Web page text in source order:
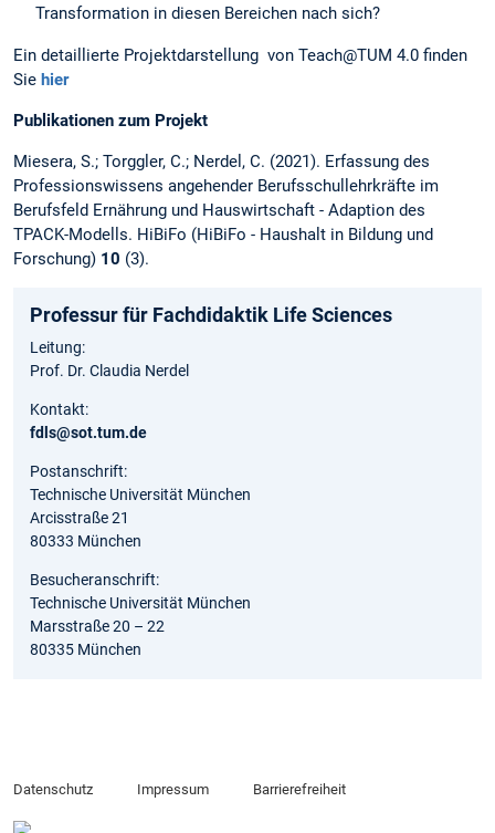
Transformation in diesen Bereichen nach sich?
Ein detaillierte Projektdarstellung von Teach@TUM 4.0 finden
Sie hier
Publikationen zum Projekt
Miesera, S.; Torggler, C.; Nerdel, C. (2021). Erfassung des
Professionswissens angehender Berufsschullehrkräfte im
Berufsfeld Ernährung und Hauswirtschaft - Adaption des
TPACK-Modells. HiBiFo (HiBiFo - Haushalt in Bildung und
Forschung) 10 (3).
Professur für Fachdidaktik Life Sciences
Leitung:
Prof. Dr. Claudia Nerdel
Kontakt:
fdls@sot.tum.de
Postanschrift:
Technische Universität München
Arcisstraße 21
80333 München
Besucheranschrift:
Technische Universität München
Marsstraße 20 – 22
80335 München
Datenschutz Impressum Barrierefreiheit